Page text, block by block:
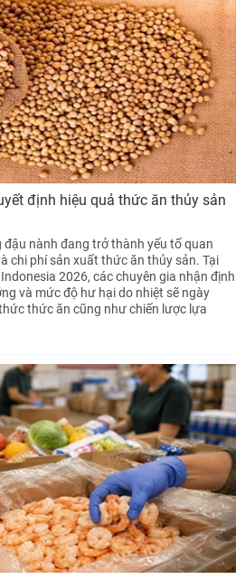
định hiệu quả thức ăn thủy sản
nành đang trở thành yếu tố quan
chi phí sản xuất thức ăn thủy sản. Tại
2026, các chuyên gia nhận định
và mức độ hư hại do nhiệt sẽ ngày
thức ăn cũng như chiến lược lựa